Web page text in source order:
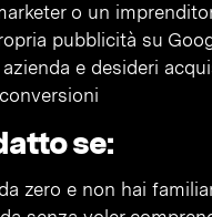
o un
pubblicità su
e desideri
se:
zero e non hai